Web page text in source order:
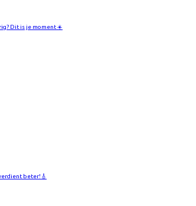
Dit is je moment ☀️
beter!🎸